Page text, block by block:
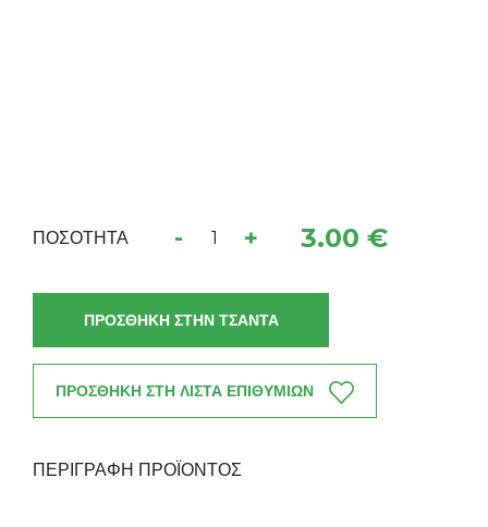
ΠΟΣΟΤΗΤΑ - + 3.00 €
ΠΡΟΣΘΗΚΗ ΣΤΗΝ ΤΣΑΝΤΑ
ΠΡΟΣΘΗΚΗ ΣΤΗ ΛΙΣΤΑ ΕΠΙΘΥΜΙΩΝ
ΠΕΡΙΓΡΑΦΗ ΠΡΟΪΟΝΤΟΣ